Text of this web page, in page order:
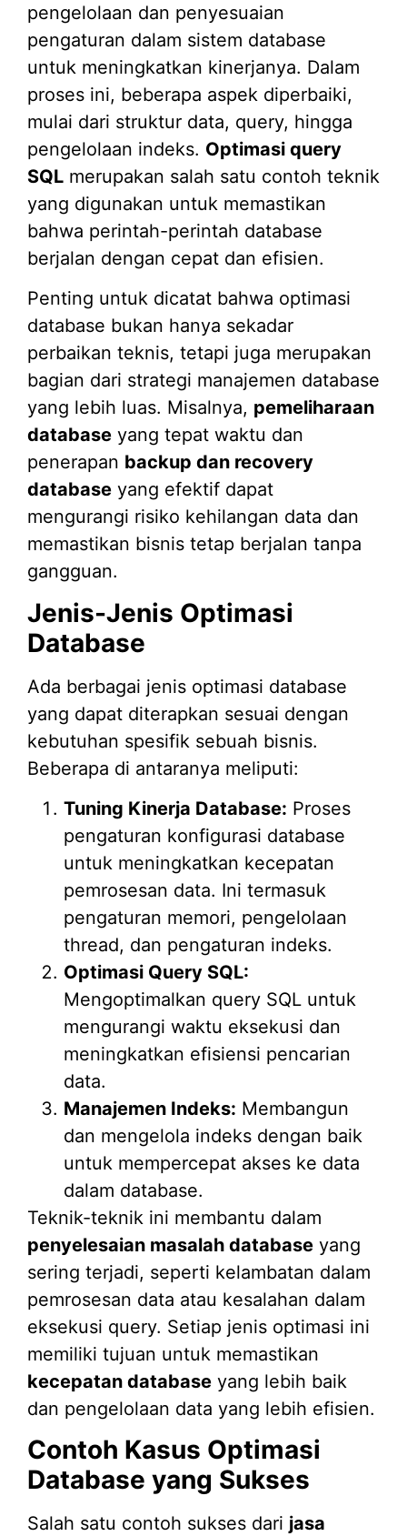
pengelolaan dan penyesuaian
pengaturan dalam sistem database
untuk meningkatkan kinerjanya. Dalam
proses ini, beberapa aspek diperbaiki,
mulai dari struktur data, query, hingga
pengelolaan indeks. Optimasi query
SQL merupakan salah satu contoh teknik
yang digunakan untuk memastikan
bahwa perintah-perintah database
berjalan dengan cepat dan efisien.
Penting untuk dicatat bahwa optimasi
database bukan hanya sekadar
perbaikan teknis, tetapi juga merupakan
bagian dari strategi manajemen database
yang lebih luas. Misalnya, pemeliharaan
database yang tepat waktu dan
penerapan backup dan recovery
database yang efektif dapat
mengurangi risiko kehilangan data dan
memastikan bisnis tetap berjalan tanpa
gangguan.
Jenis-Jenis Optimasi
Database
Ada berbagai jenis optimasi database
yang dapat diterapkan sesuai dengan
kebutuhan spesifik sebuah bisnis.
Beberapa di antaranya meliputi:
Tuning Kinerja Database: Proses
pengaturan konfigurasi database
untuk meningkatkan kecepatan
pemrosesan data. Ini termasuk
pengaturan memori, pengelolaan
thread, dan pengaturan indeks.
Optimasi Query SQL:
Mengoptimalkan query SQL untuk
mengurangi waktu eksekusi dan
meningkatkan efisiensi pencarian
data.
Manajemen Indeks: Membangun
dan mengelola indeks dengan baik
untuk mempercepat akses ke data
dalam database.
Teknik-teknik ini membantu dalam
penyelesaian masalah database yang
sering terjadi, seperti kelambatan dalam
pemrosesan data atau kesalahan dalam
eksekusi query. Setiap jenis optimasi ini
memiliki tujuan untuk memastikan
kecepatan database yang lebih baik
dan pengelolaan data yang lebih efisien.
Contoh Kasus Optimasi
Database yang Sukses
Salah satu contoh sukses dari jasa